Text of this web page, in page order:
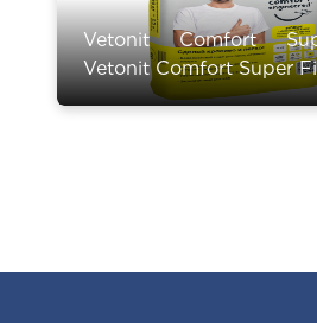
Vetonit Comfort
Vetonit Comfort Super